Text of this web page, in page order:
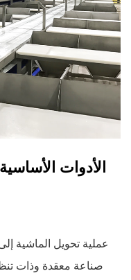
الأدوات
عملية تحويل الماشية
صناعة معقدة وذات